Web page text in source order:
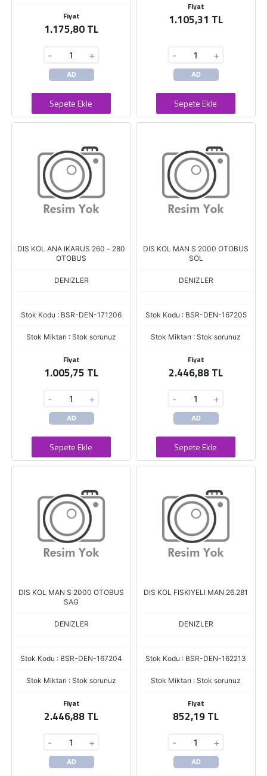
Fiyat
1.175,80 TL
- +
AD
Sepete Ekle
Fiyat
1.105,31 TL
- +
AD
Sepete Ekle
DIS KOL ANA IKARUS 260 - 280
OTOBUS
DENIZLER
Stok Kodu : BSR-DEN-171206
Stok Miktarı : Stok sorunuz
Fiyat
1.005,75 TL
- +
AD
Sepete Ekle
DIS KOL MAN S 2000 OTOBUS
SOL
DENIZLER
Stok Kodu : BSR-DEN-167205
Stok Miktarı : Stok sorunuz
Fiyat
2.446,88 TL
- +
AD
Sepete Ekle
DIS KOL MAN S 2000 OTOBUS
SAG
DENIZLER
Stok Kodu : BSR-DEN-167204
Stok Miktarı : Stok sorunuz
Fiyat
2.446,88 TL
- +
AD
DIS KOL FISKIYELI MAN 26.281
DENIZLER
Stok Kodu : BSR-DEN-162213
Stok Miktarı : Stok sorunuz
Fiyat
852,19 TL
- +
AD